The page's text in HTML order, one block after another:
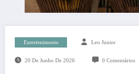
Entretenimento Leo Junior
20 De Junho De 2026 0 Comentários